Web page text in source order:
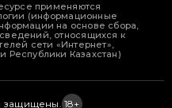
применяются
(информационные
на основе сбора,
относящихся к
сети «Интернет»,
Республики Казахстан)
защищены. 18+